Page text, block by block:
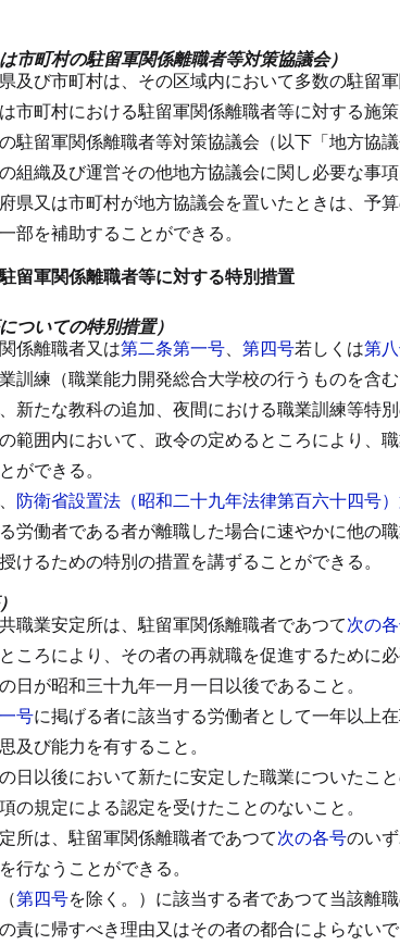
市町村の駐留軍関係離職者等対策協議会）
及び市町村は、その区域内において多数の駐留
市町村における駐留軍関係離職者等に対する施
駐留軍関係離職者等対策協議会（以下「地方協
組織及び運営その他地方協議会に関し必要な事項
県又は市町村が地方協議会を置いたときは、予
部を補助することができる。
留軍関係離職者等に対する特別措置
ついての特別措置）
係離職者又は第二条第一号、 第四号若しくは第
訓練（職業能力開発総合大学校の行うものを含む
新たな教科の追加、夜間における職業訓練等特
範囲内において、政令の定めるところにより、
ができる。
防衛省設置法（昭和二十九年法律第百六十四号
労働者である者が離職した場合に速やかに他の
けるための特別の措置を講ずることができる。
職業安定所は、駐留軍関係離職者であつて次の
ころにより、その者の再就職を促進するために
日が昭和三十九年一月一日以後であること。
号に掲げる者に該当する労働者として一年以上在
及び能力を有すること。
日以後において新たに安定した職業についたこと
の規定による認定を受けたことのないこと。
所は、駐留軍関係離職者であつて次の各号のい
行なうことができる。
（第四号を除く。）に該当する者であつて当該離
責に帰すべき理由又はその者の都合によらない